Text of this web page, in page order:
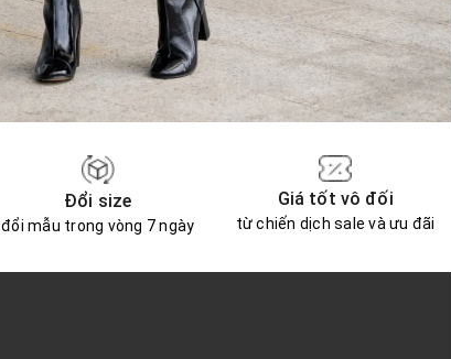
Đổi size
đổi mẫu trong vòng 7 ngày
Giá tốt vô đối
từ chiến dịch sale và ưu đãi